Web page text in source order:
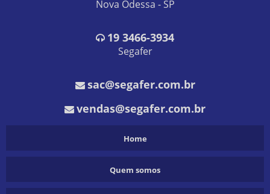
Nova Odessa - SP
19 3466-3934
Segafer
sac@segafer.com.br
vendas@segafer.com.br
Home
Quem somos